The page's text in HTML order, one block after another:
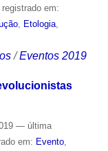
em:
, Etologia,
/Eventos 2019
— última
em: Evento,